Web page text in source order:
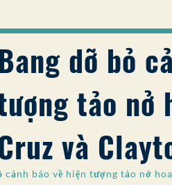
dỡ bỏ
tảo nở
và
cảnh báo về hiện tượng tảo nở